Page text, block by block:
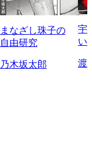
まなざし珠子の
自由研究
乃木坂太郎
宇
い
渡